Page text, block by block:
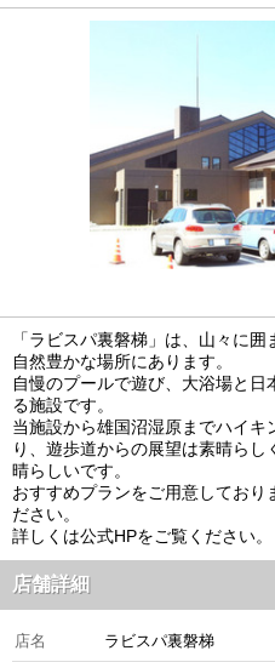
「ラビスパ裏磐梯」は、山々に
自然豊かな場所にあります。
自慢のプールで遊び、大浴場と
る施設です。
当施設から雄国沼湿原までハイ
り、遊歩道からの展望は素晴ら
晴らしいです。
おすすめプランをご用意しており
ださい。
詳しくは公式HPをご覧ください。
店舗詳細
店名 ラビスパ裏磐梯